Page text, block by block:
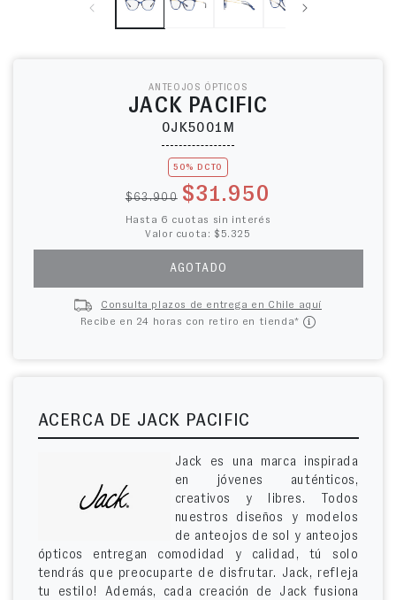
ANTEOJOS ÓPTICOS
JACK PACIFIC
0JK5001M
50% DCTO
Precio habitual
$63.900 $31.950
Hasta 6 cuotas sin interés
Valor cuota: $5.325
AGOTADO
Consulta plazos de entrega en Chile aquí
Recibe en 24 horas con retiro en tienda*
ACERCA DE JACK PACIFIC
Jack es una marca inspirada
en jóvenes auténticos,
creativos y libres. Todos
nuestros diseños y modelos
de anteojos de sol y anteojos
ópticos entregan comodidad y calidad, tú solo
tendrás que preocuparte de disfrutar. Jack, refleja
tu estilo! Además, cada creación de Jack fusiona